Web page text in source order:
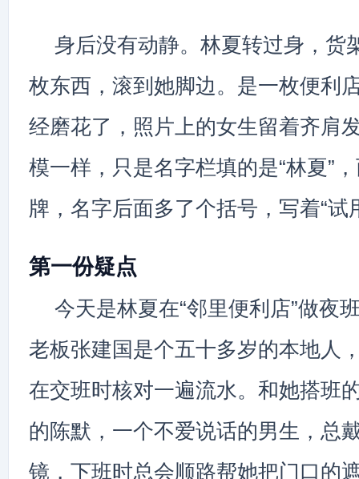
身后没有动静。林夏转过身，货
枚东西，滚到她脚边。是一枚便利
经磨花了，照片上的女生留着齐肩
模一样，只是名字栏填的是“林夏”
牌，名字后面多了个括号，写着“试
第一份疑点
今天是林夏在“邻里便利店”做夜
老板张建国是个五十多岁的本地人
在交班时核对一遍流水。和她搭班
的陈默，一个不爱说话的男生，总
镜，下班时总会顺路帮她把门口的